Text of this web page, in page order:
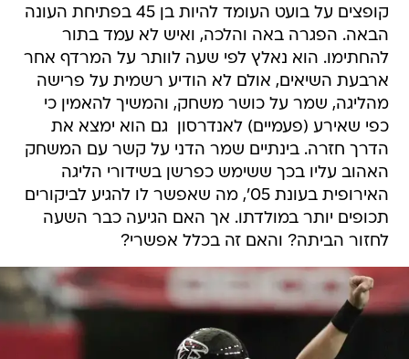
קופצים על בועט העומד להיות בן 45 בפתיחת העונה
הבאה. הפגרה באה והלכה, ואיש לא עמד בתור
להחתימו. הוא נאלץ לפי שעה לוותר על המרדף אחר
ארבעת השיאים, אולם לא הודיע רשמית על פרישה
מהליגה, שמר על כושר משחק, והמשיך להאמין כי
כפי שאירע (פעמיים) לאנדרסון  גם הוא ימצא את
הדרך חזרה. בינתיים שמר הדני על קשר עם המשחק
האהוב עליו בכך ששימש כפרשן בשידורי הליגה
האירופית בעונת 05', מה שאפשר לו להגיע לביקורים
תכופים יותר במולדתו. אך האם הגיעה כבר השעה
לחזור הביתה? והאם זה בכלל אפשרי?